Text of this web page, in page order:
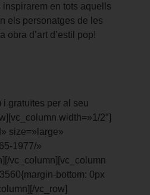
en tots aquells
els personatges de les
obra d’art d’estil pop!
i gratuïtes per al seu
width=»1/2″]
size=»large»
1977/»
vc_column][vc_column
bottom: 0px
vc_row]